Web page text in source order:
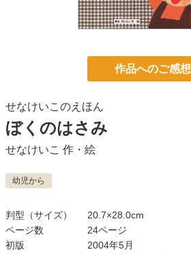
作品へのご感想
せなけいこのえほん
ぼくのはさみ
せなけいこ 作・絵
幼児から
判型（サイズ）
20.7×28.0cm
ページ数
24ページ
初版
2004年5月